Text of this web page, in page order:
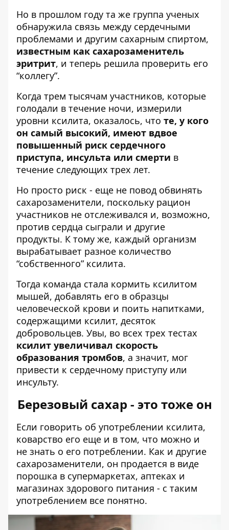
Но в прошлом году та же группа ученых
обнаружила связь между сердечными
проблемами и другим сахарным спиртом,
известным как сахарозаменитель
эритрит, и теперь решила проверить его
“коллегу”.
Когда трем тысячам участников, которые
голодали в течение ночи, измерили
уровни ксилита, оказалось, что те, у кого
он самый высокий, имеют вдвое
повышенный риск сердечного
приступа, инсульта или смерти в
течение следующих трех лет.
Но просто риск - еще не повод обвинять
сахарозаменители, поскольку рацион
участников не отслеживался и, возможно,
против сердца сыграли и другие
продукты. К тому же, каждый организм
вырабатывает разное количество
“собственного” ксилита.
Тогда команда стала кормить ксилитом
мышей, добавлять его в образцы
человеческой крови и поить напитками,
содержащими ксилит, десяток
добровольцев. Увы, во всех трех тестах
ксилит увеличивал скорость
образования тромбов, а значит, мог
привести к сердечному приступу или
инсульту.
Березовый сахар - это тоже он
Если говорить об употреблении ксилита,
коварство его еще и в том, что можно и
не знать о его потреблении. Как и другие
сахарозаменители, он продается в виде
порошка в супермаркетах, аптеках и
магазинах здорового питания - с таким
употреблением все понятно.